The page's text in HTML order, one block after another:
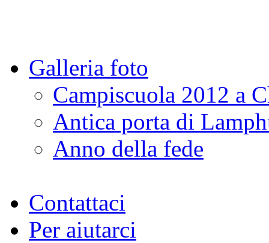
Galleria foto
Campiscuola 2012 a
Antica porta di
Anno della fede
Contattaci
Per aiutarci